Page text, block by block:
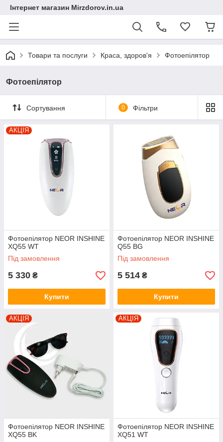
Інтернет магазин Mirzdorov.in.ua
Товари та послуги Краса, здоров'я Фотоепілятор
Фотоепілятор
Сортування 0 Фільтри
АКЦІЯ
Фотоепілятор NEOR INSHINE
ХQ55 WT
Під замовлення
5 330 ₴
Купити
Фотоепілятор NEOR INSHINE
Q55 BG
Під замовлення
5 514 ₴
Купити
АКЦІЯ
Фотоепілятор NEOR INSHINE
ХQ55 BK
АКЦІЯ
Фотоепілятор NEOR INSHINE
XQ51 WT